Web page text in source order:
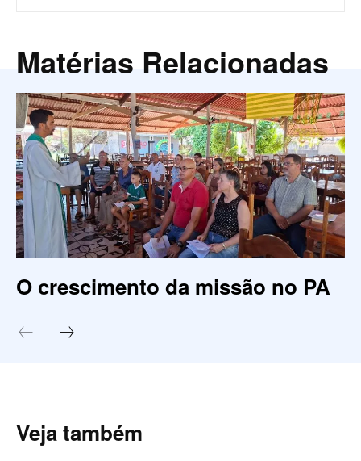
Matérias Relacionadas
O crescimento da missão no PA
Veja também